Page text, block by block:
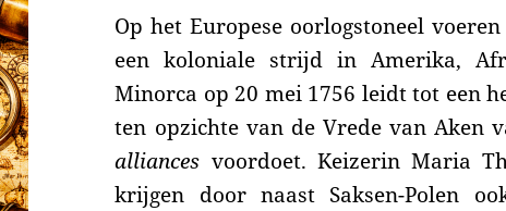
Op het Europese oorlogstoneel
een koloniale strijd in Amerika,
Minorca op 20 mei 1756 leidt tot een
ten opzichte van de Vrede van Aken
alliances voordoet. Keizerin Maria
krijgen door naast Saksen-Polen